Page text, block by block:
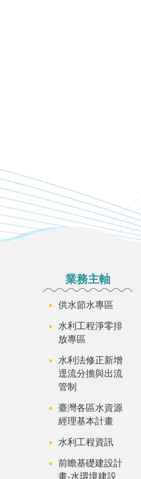
業務主軸
供水節水專區
水利工程淨零排
放專區
水利法修正新增
逕流分擔與出流
管制
臺灣各區水資源
經理基本計畫
水利工程資訊
前瞻基礎建設計
畫-水環境建設